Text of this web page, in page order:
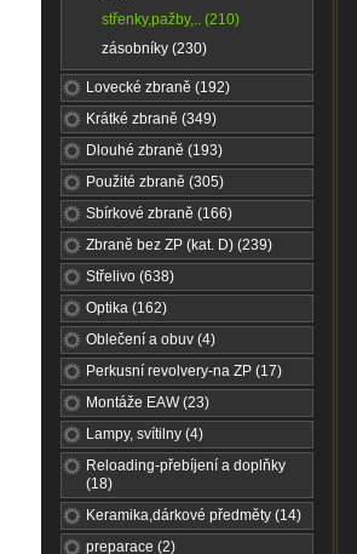
střenky,pažby,.. (210)
zásobníky (230)
Lovecké zbraně (192)
Krátké zbraně (349)
Dlouhé zbraně (193)
Použité zbraně (305)
Sbírkové zbraně (166)
Zbraně bez ZP (kat. D) (239)
Střelivo (638)
Optika (162)
Oblečení a obuv (4)
Perkusní revolvery-na ZP (17)
Montáže EAW (23)
Lampy, svítilny (4)
Reloading-přebíjení a doplňky
(18)
Keramika,dárkové předměty (14)
preparace (2)